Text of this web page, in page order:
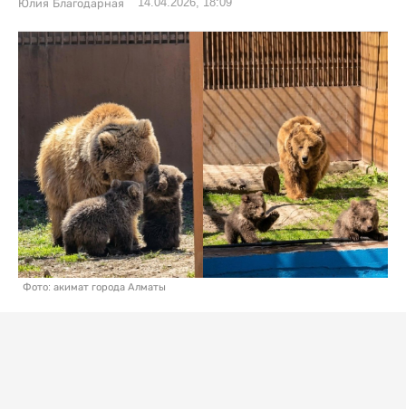
Юлия Благодарная 14.04.2026, 18:09
Фото: акимат города Алматы